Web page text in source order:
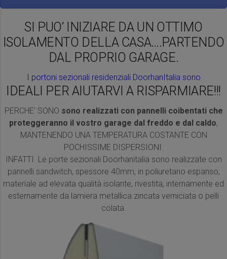
SI PUO’ INIZIARE DA UN OTTIMO
ISOLAMENTO DELLA CASA….PARTENDO
DAL PROPRIO GARAGE.
I portoni sezionali residenziali DoorhanItalia sono
IDEALI PER AIUTARVI A RISPARMIARE!!!
PERCHE’ SONO sono realizzati con pannelli coibentati che
proteggeranno il vostro garage dal freddo e dal caldo,
MANTENENDO UNA TEMPERATURA COSTANTE CON
POCHISSIME DISPERSIONI.
INFATTI Le porte sezionali Doorhanitalia sono realizzate con
pannelli sandwitch, spessore 40mm, in poliuretano espanso,
materiale ad elevata qualità isolante, rivestita, internamente ed
esternamente da lamiera metallica zincata verniciata o pelli
colata.